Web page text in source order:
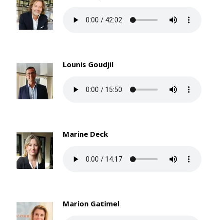
Lounis Goudjil
Marine Deck
Marion Gatimel